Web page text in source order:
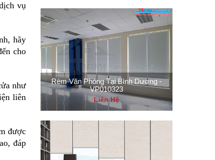
vụ
hãy
cho
như
liên
được
đáp
Rèm Văn Phòng Tại Bình Dương -
VP010323
Liên Hệ